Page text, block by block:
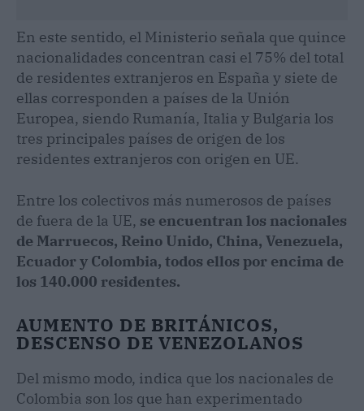
En este sentido, el Ministerio señala que quince
nacionalidades concentran casi el 75% del total
de residentes extranjeros en España y siete de
ellas corresponden a países de la Unión
Europea, siendo Rumanía, Italia y Bulgaria los
tres principales países de origen de los
residentes extranjeros con origen en UE.
Entre los colectivos más numerosos de países
de fuera de la UE, se encuentran los nacionales
de Marruecos, Reino Unido, China, Venezuela,
Ecuador y Colombia, todos ellos por encima de
los 140.000 residentes.
AUMENTO DE BRITÁNICOS,
DESCENSO DE VENEZOLANOS
Del mismo modo, indica que los nacionales de
Colombia son los que han experimentado